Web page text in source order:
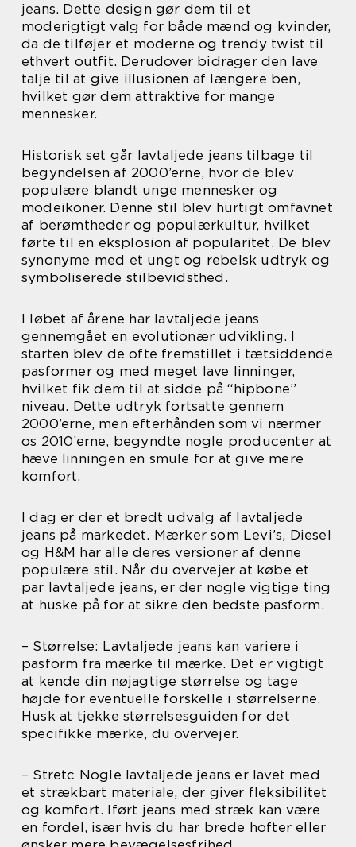
jeans. Dette design gør dem til et
moderigtigt valg for både mænd og kvinder,
da de tilføjer et moderne og trendy twist til
ethvert outfit. Derudover bidrager den lave
talje til at give illusionen af længere ben,
hvilket gør dem attraktive for mange
mennesker.
Historisk set går lavtaljede jeans tilbage til
begyndelsen af 2000’erne, hvor de blev
populære blandt unge mennesker og
modeikoner. Denne stil blev hurtigt omfavnet
af berømtheder og populærkultur, hvilket
førte til en eksplosion af popularitet. De blev
synonyme med et ungt og rebelsk udtryk og
symboliserede stilbevidsthed.
I løbet af årene har lavtaljede jeans
gennemgået en evolutionær udvikling. I
starten blev de ofte fremstillet i tætsiddende
pasformer og med meget lave linninger,
hvilket fik dem til at sidde på “hipbone”
niveau. Dette udtryk fortsatte gennem
2000’erne, men efterhånden som vi nærmer
os 2010’erne, begyndte nogle producenter at
hæve linningen en smule for at give mere
komfort.
I dag er der et bredt udvalg af lavtaljede
jeans på markedet. Mærker som Levi’s, Diesel
og H&M har alle deres versioner af denne
populære stil. Når du overvejer at købe et
par lavtaljede jeans, er der nogle vigtige ting
at huske på for at sikre den bedste pasform.
– Størrelse: Lavtaljede jeans kan variere i
pasform fra mærke til mærke. Det er vigtigt
at kende din nøjagtige størrelse og tage
højde for eventuelle forskelle i størrelserne.
Husk at tjekke størrelsesguiden for det
specifikke mærke, du overvejer.
– Stretc Nogle lavtaljede jeans er lavet med
et strækbart materiale, der giver fleksibilitet
og komfort. Iført jeans med stræk kan være
en fordel, især hvis du har brede hofter eller